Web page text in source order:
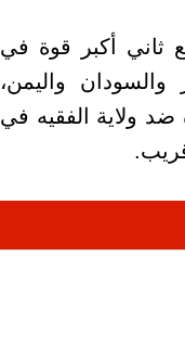
ثاني أكبر قوة في
واليمن،
ولاية الفقيه في